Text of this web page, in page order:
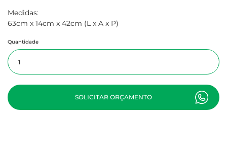
Medidas:
63cm x 14cm x 42cm (L x A x P)
Quantidade
SOLICITAR ORÇAMENTO